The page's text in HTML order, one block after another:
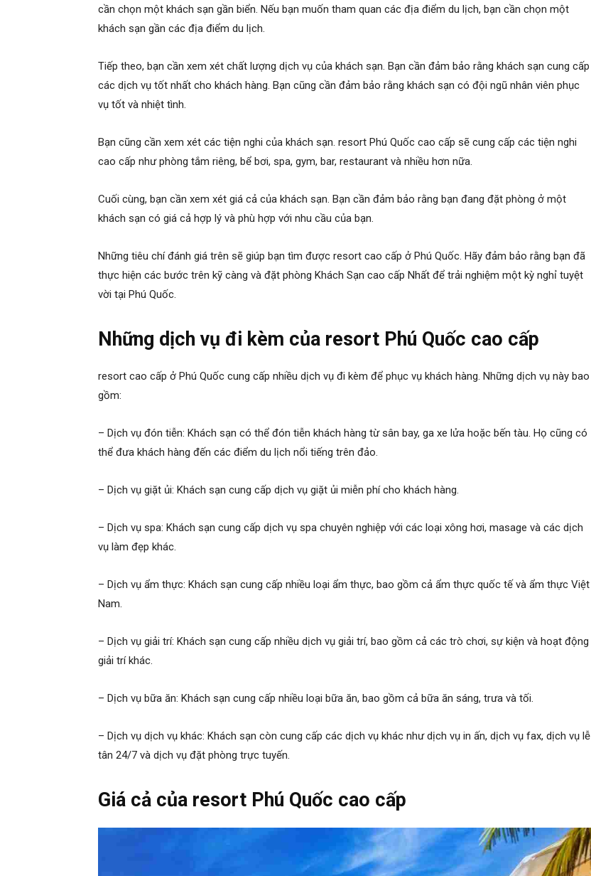
cần chọn một khách sạn gần biển. Nếu bạn muốn tham quan các địa điểm du lịch, bạn cần chọn một
khách sạn gần các địa điểm du lịch.
Tiếp theo, bạn cần xem xét chất lượng dịch vụ của khách sạn. Bạn cần đảm bảo rằng khách sạn cung cấp
các dịch vụ tốt nhất cho khách hàng. Bạn cũng cần đảm bảo rằng khách sạn có đội ngũ nhân viên phục
vụ tốt và nhiệt tình.
Bạn cũng cần xem xét các tiện nghi của khách sạn. resort Phú Quốc cao cấp sẽ cung cấp các tiện nghi
cao cấp như phòng tắm riêng, bể bơi, spa, gym, bar, restaurant và nhiều hơn nữa.
Cuối cùng, bạn cần xem xét giá cả của khách sạn. Bạn cần đảm bảo rằng bạn đang đặt phòng ở một
khách sạn có giá cả hợp lý và phù hợp với nhu cầu của bạn.
Những tiêu chí đánh giá trên sẽ giúp bạn tìm được resort cao cấp ở Phú Quốc. Hãy đảm bảo rằng bạn đã
thực hiện các bước trên kỹ càng và đặt phòng Khách Sạn cao cấp Nhất để trải nghiệm một kỳ nghỉ tuyệt
vời tại Phú Quốc.
Những dịch vụ đi kèm của resort Phú Quốc cao cấp
resort cao cấp ở Phú Quốc cung cấp nhiều dịch vụ đi kèm để phục vụ khách hàng. Những dịch vụ này bao
gồm:
– Dịch vụ đón tiễn: Khách sạn có thể đón tiễn khách hàng từ sân bay, ga xe lửa hoặc bến tàu. Họ cũng có
thể đưa khách hàng đến các điểm du lịch nổi tiếng trên đảo.
– Dịch vụ giặt ủi: Khách sạn cung cấp dịch vụ giặt ủi miễn phí cho khách hàng.
– Dịch vụ spa: Khách sạn cung cấp dịch vụ spa chuyên nghiệp với các loại xông hơi, masage và các dịch
vụ làm đẹp khác.
– Dịch vụ ẩm thực: Khách sạn cung cấp nhiều loại ẩm thực, bao gồm cả ẩm thực quốc tế và ẩm thực Việt
Nam.
– Dịch vụ giải trí: Khách sạn cung cấp nhiều dịch vụ giải trí, bao gồm cả các trò chơi, sự kiện và hoạt động
giải trí khác.
– Dịch vụ bữa ăn: Khách sạn cung cấp nhiều loại bữa ăn, bao gồm cả bữa ăn sáng, trưa và tối.
– Dịch vụ dịch vụ khác: Khách sạn còn cung cấp các dịch vụ khác như dịch vụ in ấn, dịch vụ fax, dịch vụ lễ
tân 24/7 và dịch vụ đặt phòng trực tuyến.
Giá cả của resort Phú Quốc cao cấp